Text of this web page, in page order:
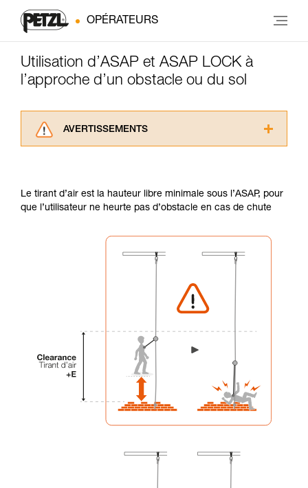
OPÉRATEURS
Utilisation d’ASAP et ASAP LOCK à
l’approche d’un obstacle ou du sol
AVERTISSEMENTS
informations de la notice technique pour
pouvoir comprendre ce complément
Maîtriser ces techniques nécessite une
formation et un entraînement spécifique. Validez
avec un professionnel votre capacité à refaire
de la reproduire en autonomie.
Nous donnons des exemples de techniques
que nous ne décrivons pas ici.
Le tirant d’air est la hauteur libre minimale sous l’ASAP, pour
que l’utilisateur ne heurte pas d’obstacle en cas de chute